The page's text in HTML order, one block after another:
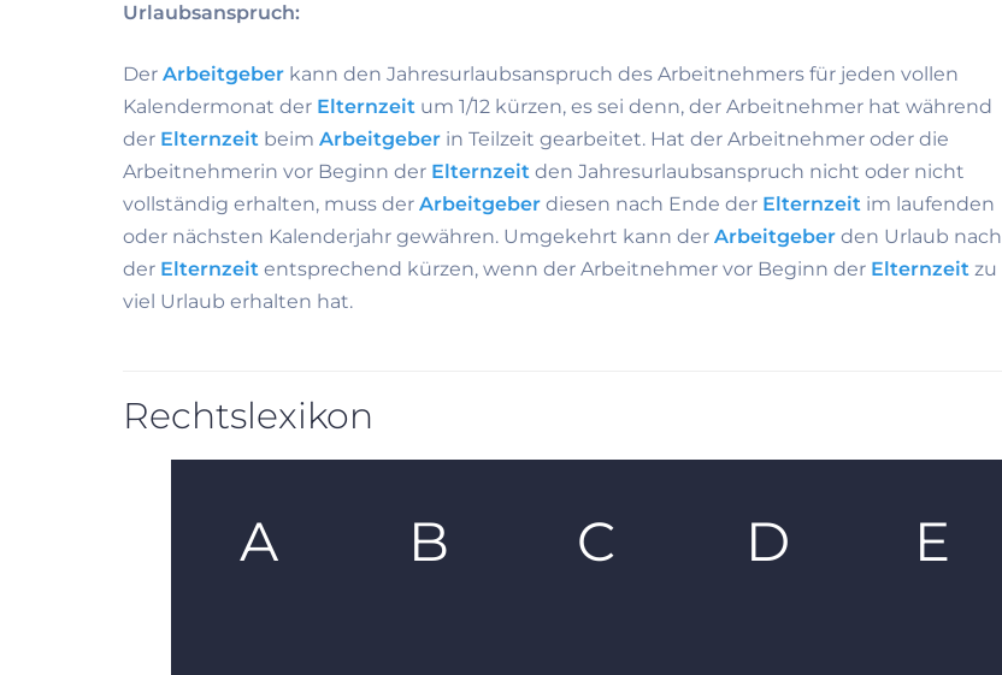
Urlaubsanspruch:
Der Arbeitgeber kann den Jahresurlaubsanspruch des Arbeitnehmers für jeden vollen
Kalendermonat der Elternzeit um 1/12 kürzen, es sei denn, der Arbeitnehmer hat während
der Elternzeit beim Arbeitgeber in Teilzeit gearbeitet. Hat der Arbeitnehmer oder die
Arbeitnehmerin vor Beginn der Elternzeit den Jahresurlaubsanspruch nicht oder nicht
vollständig erhalten, muss der Arbeitgeber diesen nach Ende der Elternzeit im laufenden
oder nächsten Kalenderjahr gewähren. Umgekehrt kann der Arbeitgeber den Urlaub nach
der Elternzeit entsprechend kürzen, wenn der Arbeitnehmer vor Beginn der Elternzeit zu
viel Urlaub erhalten hat.
Rechtslexikon
A B C D E